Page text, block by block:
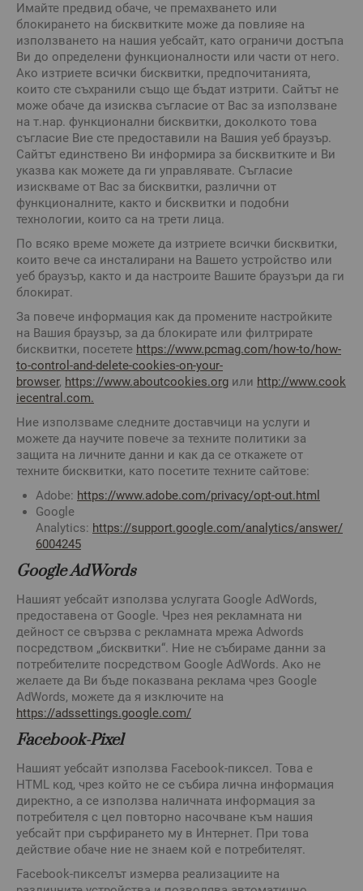
Имайте предвид обаче, че премахването или
блокирането на бисквитките може да повлияе на
използването на нашия уебсайт, като ограничи достъпа
Ви до определени функционалности или части от него.
Ако изтриете всички бисквитки, предпочитанията,
които сте съхранили също ще бъдат изтрити. Сайтът не
може обаче да изисква съгласие от Вас за използване
на т.нар. функционални бисквитки, доколкото това
съгласие Вие сте предоставили на Вашия уеб браузър.
Сайтът единствено Ви информира за бисквитките и Ви
указва как можете да ги управлявате. Съгласие
изискваме от Вас за бисквитки, различни от
функционалните, както и бисквитки и подобни
технологии, които са на трети лица.
По всяко време можете да изтриете всички бисквитки,
които вече са инсталирани на Вашето устройство или
уеб браузър, както и да настроите Вашите браузъри да ги
блокират.
За повече информация как да промените настройките
на Вашия браузър, за да блокирате или филтрирате
бисквитки, посетете https://www.pcmag.com/how-to/how-
to-control-and-delete-cookies-on-your-
browser, https://www.aboutcookies.org или http://www.cook
iecentral.com.
Ние използваме следните доставчици на услуги и
можете да научите повече за техните политики за
защита на личните данни и как да се откажете от
техните бисквитки, като посетите техните сайтове:
Adobe: https://www.adobe.com/privacy/opt-out.html
Google
Analytics: https://support.google.com/analytics/answer/
6004245
Google AdWords
Нашият уебсайт използва услугата Google AdWords,
предоставена от Google. Чрез нея рекламната ни
дейност се свързва с рекламната мрежа Adwords
посредством „бисквитки“. Ние не събираме данни за
потребителите посредством Google AdWords. Ако не
желаете да Ви бъде показвана реклама чрез Google
AdWords, можете да я изключите на
https://adssettings.google.com/
Facebook-Pixel
Нашият уебсайт използва Facebook-пиксел. Това е
HTML код, чрез който не се събира лична информация
директно, а се използва наличната информация за
потребителя с цел повторно насочване към нашия
уебсайт при сърфирането му в Интернет. При това
действие обаче ние не знаем кой е потребителят.
Facebook-пикселът измерва реализациите на